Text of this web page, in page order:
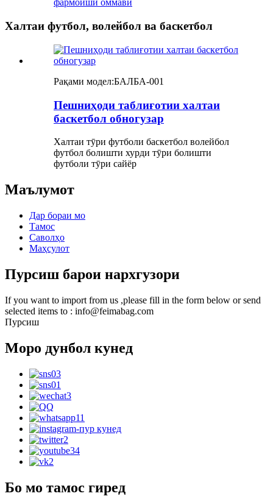
фармоиши оммавӣ
Халтаи футбол, волейбол ва баскетбол
Рақами модел:БАЛБА-001
Пешниҳоди таблиғотии халтаи
баскетбол обногузар
Халтаи тӯри футболи баскетбол волейбол
футбол болишти хурди тӯри болишти
футболи тӯри сайёр
Маълумот
Дар бораи мо
Тамос
Саволҳо
Маҳсулот
Пурсиш барои нархгузори
If you want to import from us ,please fill in the form below or send
selected items to : info@feimabag.com
Пурсиш
Моро дунбол кунед
Бо мо тамос гиред